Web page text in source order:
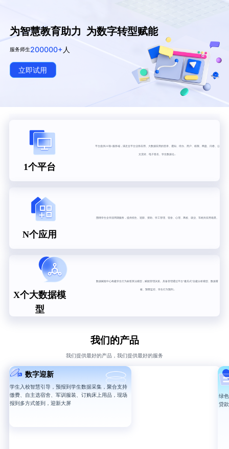
为智慧教育助力 为数字转型赋能
服务师生200000+ 人
立即试用
1个平台
平台提供20项+服务端，满足全平台业务应用、大数据应用的登录、通知、待办、用户、权限、网盘、问卷、公
文流转、电子签名、学生数据仓...
N个应用
围绕学生全学涯周期服务，提供招生、迎新、资助、学工管理、宿舍、心理、离校、就业、等相关应用场景。
X个大数据模
型
数据赋能中心构建学生行为标签算法模型，赋能管理决策。具备管理通过平台“傻瓜式”自建分析模型、数据看
板、预警监控、学生行为预判...
我们的产品
我们提供最好的产品，我们提供最好的服务
数字迎新
学生入校智慧引导，预报到学生数据采集，聚合支持
缴费、自主选宿舍、军训服装、订购床上用品，现场
报到多方式签到，迎新大屏
绿
贷